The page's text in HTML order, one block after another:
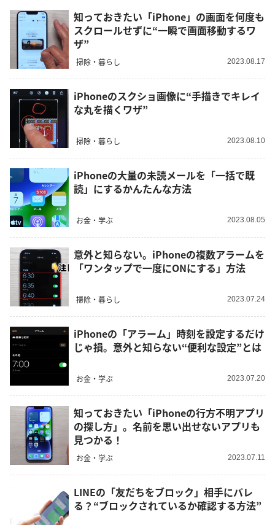
知っておきたい「iPhone」の画面を何度も
スクロールせずに“一瞬で画面移動するワ
ザ”
掃除・暮らし 2023.08.17
iPhoneのスクショ画像に“手描きでキレイ
な丸を描くワザ”
掃除・暮らし 2023.08.10
iPhoneの大量の未読メールを「一括で既
読」にするかんたんな方法
お金・学ぶ 2023.08.05
意外と知らない。iPhoneの複数アラームを
「ワンタップで一度にONにする」方法
掃除・暮らし 2023.07.24
iPhoneの「アラーム」時刻を設定するだけ
じゃ損。意外と知らない“便利な設定”とは
お金・学ぶ 2023.07.20
知っておきたい「iPhoneの行方不明アプリ
の探し方」。名前を思い出せないアプリも
見つかる！
お金・学ぶ 2023.07.11
LINEの「友だちをブロック」相手にバレ
る？“ブロックされているか確認する方法”